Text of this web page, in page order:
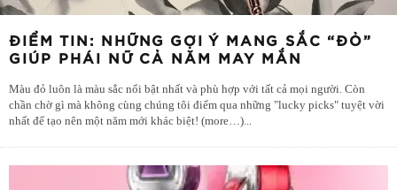
ĐIỂM TIN: NHỮNG GỢI Ý MANG SẮC “ĐỎ”
GIÚP PHÁI NỮ CẢ NĂM MAY MẮN
Màu đỏ luôn là màu sắc nổi bật nhất và phù hợp với tất cả mọi người. Còn
chần chờ gì mà không cùng chúng tôi điểm qua những "lucky picks" tuyệt vời
nhất để tạo nên một năm mới khác biệt! (more…)...